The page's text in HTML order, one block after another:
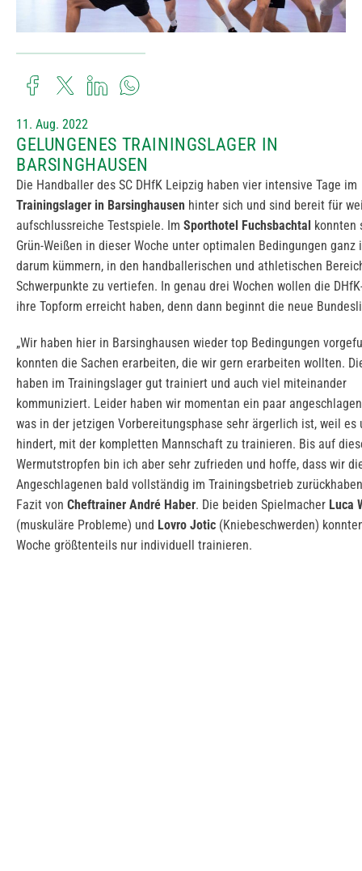
11. Aug. 2022
GELUNGENES TRAININGSLAGER IN
BARSINGHAUSEN
Die Handballer des SC DHfK Leipzig haben vier intensive Tage im
Trainingslager in Barsinghausen hinter sich und sind bereit für
aufschlussreiche Testspiele. Im Sporthotel Fuchsbachtal konnten
Grün-Weißen in dieser Woche unter optimalen Bedingungen ganz
darum kümmern, in den handballerischen und athletischen
Schwerpunkte zu vertiefen. In genau drei Wochen wollen die
ihre Topform erreicht haben, denn dann beginnt die neue
„Wir haben hier in Barsinghausen wieder top Bedingungen
konnten die Sachen erarbeiten, die wir gern erarbeiten wollten.
haben im Trainingslager gut trainiert und auch viel miteinander
kommuniziert. Leider haben wir momentan ein paar
was in der jetzigen Vorbereitungsphase sehr ärgerlich ist, weil es
hindert, mit der kompletten Mannschaft zu trainieren. Bis auf
Wermutstropfen bin ich aber sehr zufrieden und hoffe, dass wir
Angeschlagenen bald vollständig im Trainingsbetrieb
Fazit von Cheftrainer André Haber. Die beiden Spielmacher Luca
(muskuläre Probleme) und Lovro Jotic (Kniebeschwerden)
Woche größtenteils nur individuell trainieren.